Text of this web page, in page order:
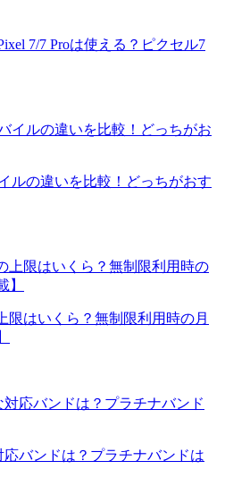
7/7 Proは使える？ピクセル7
ルの違いを比較！どっちがおす
限はいくら？無制限利用時の月
バンドは？プラチナバンドは